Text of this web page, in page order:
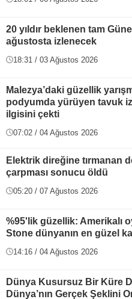
20 yıldır beklenen tam
ağustosta izlenecek
18:31 / 03 Ağustos 2026
Malezya’daki güzellik
podyumda yürüyen tavuk
ilgisini çekti
07:02 / 04 Ağustos 2026
Elektrik direğine tırmanan
çarpması sonucu öldü
05:20 / 07 Ağustos 2026
%95'lik güzellik: Amerikalı
Stone dünyanın en güzel
14:16 / 04 Ağustos 2026
Dünya Kusursuz Bir Küre
Dünya’nın Gerçek Şeklini